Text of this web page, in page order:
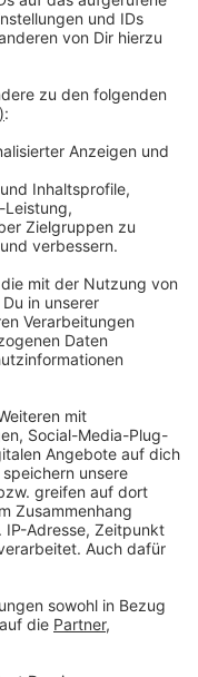
die
Fragen geben.
von uns. Dazu
die die
Frage